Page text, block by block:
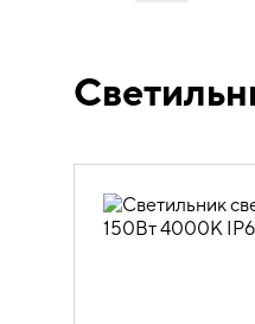
10.04.03.04